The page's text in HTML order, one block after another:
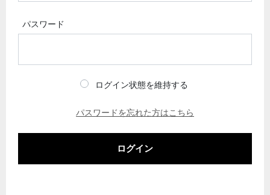
パスワード
ログイン状態を維持する
パスワードを忘れた方はこちら
ログイン